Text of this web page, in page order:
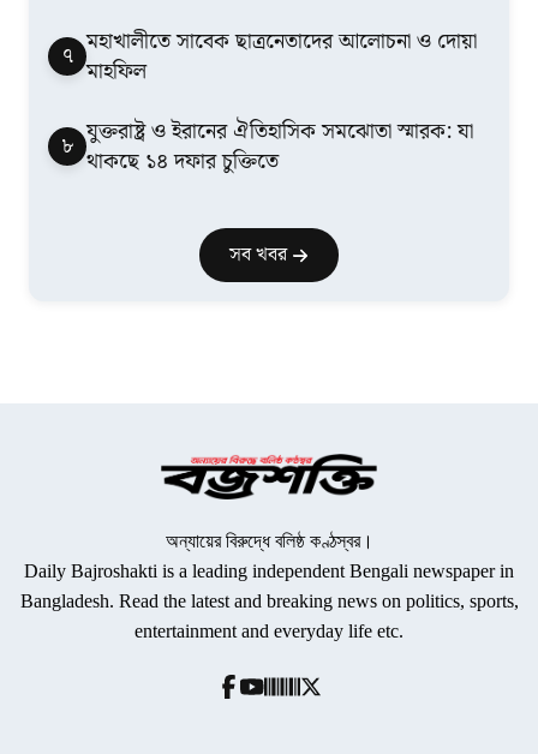
৭ মহাখালীতে সাবেক ছাত্রনেতাদের আলোচনা ও দোয়া
মাহফিল
৮ যুক্তরাষ্ট্র ও ইরানের ঐতিহাসিক সমঝোতা স্মারক: যা
থাকছে ১৪ দফার চুক্তিতে
সব খবর
অন্যায়ের বিরুদ্ধে বলিষ্ঠ কণ্ঠস্বর।
Daily Bajroshakti is a leading independent Bengali newspaper in
Bangladesh. Read the latest and breaking news on politics, sports,
entertainment and everyday life etc.